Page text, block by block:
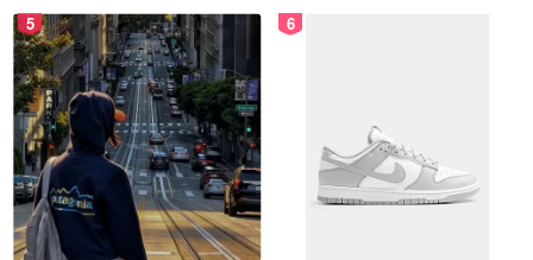
5 6